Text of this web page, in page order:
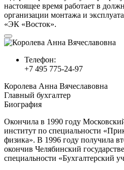
настоящее время работает в
организации монтажа и
«ЭК «Восток».
Телефон:
+7 495 775-24-97
Королева Анна Вячеславовна
Главный бухгалтер
Биография
Окончила в 1990 году
институт по специальности
физика». В 1996 году получила
окончив Челябинский
специальности «Бухгалтерский